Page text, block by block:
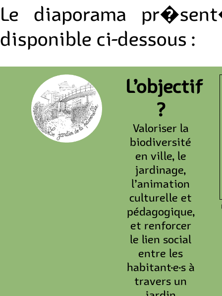
Le diaporama
disponible ci-dessous :
L’objectif
?
Valoriser la
biodiversité
en ville, le
jardinage,
l’animation
culturelle et
pédagogique,
et renforcer
le lien social
entre les
habitant·e·s à
travers un